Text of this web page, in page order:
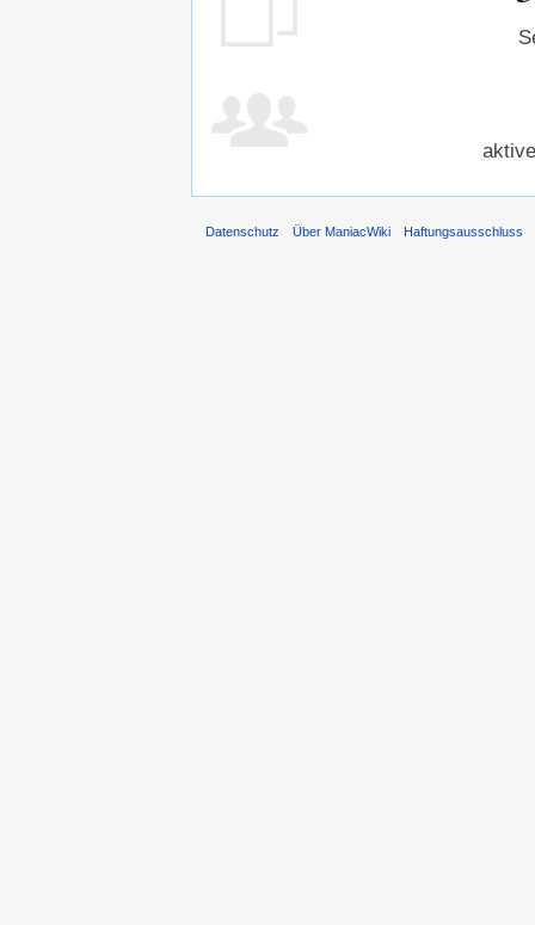
Datenschutz Über ManiacWiki Haftungsausschluss